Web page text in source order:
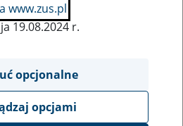
bazy
www.zus.pl
19.08.2024 r.
opcjonalne
opcjami